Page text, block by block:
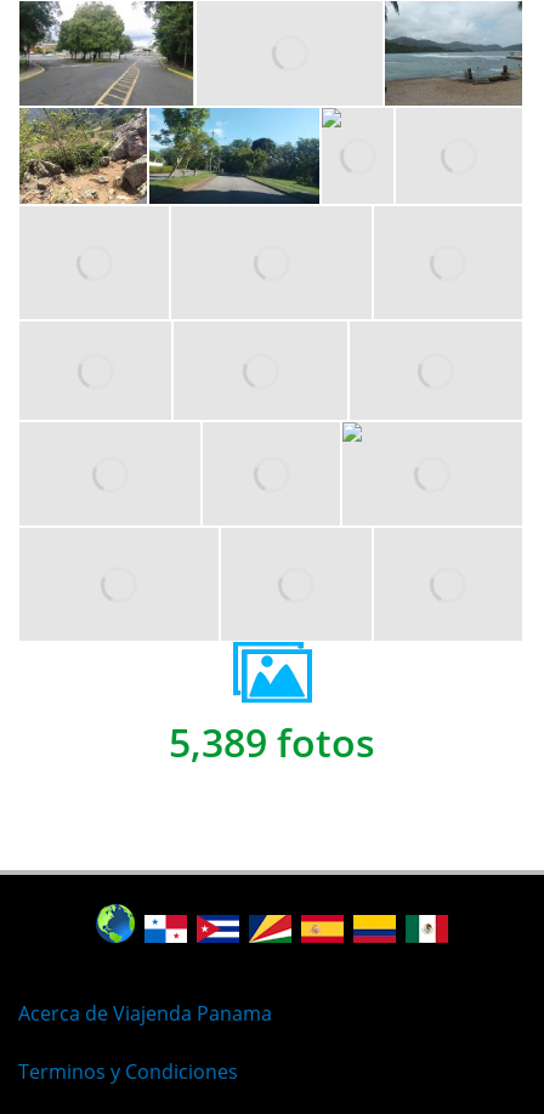
5,389 fotos
Acerca de Viajenda Panama
Terminos y Condiciones